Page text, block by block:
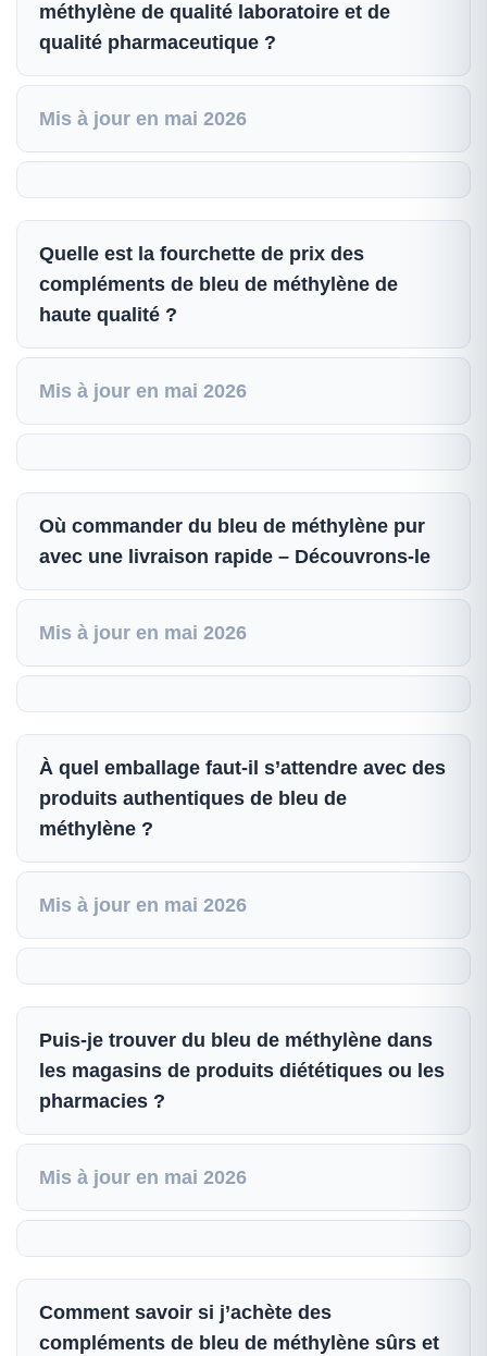
méthylène de qualité laboratoire et de
qualité pharmaceutique ?
Mis à jour en mai 2026
Quelle est la fourchette de prix des
compléments de bleu de méthylène de
haute qualité ?
Mis à jour en mai 2026
Où commander du bleu de méthylène pur
avec une livraison rapide – Découvrons-le
Mis à jour en mai 2026
À quel emballage faut-il s’attendre avec des
produits authentiques de bleu de
méthylène ?
Mis à jour en mai 2026
Puis-je trouver du bleu de méthylène dans
les magasins de produits diététiques ou les
pharmacies ?
Mis à jour en mai 2026
Comment savoir si j’achète des
compléments de bleu de méthylène sûrs et